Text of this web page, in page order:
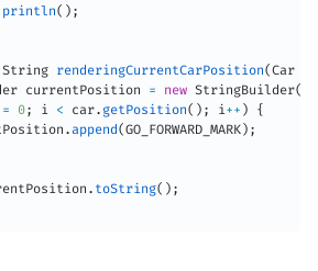
println( ) ;
String renderingCurrentCarPosition(Car
currentPosition = new StringBuilder(
= 0; i < car. getPosition( ) ; i ++ )
{
.append(GO_FORWARD_MARK) ;
. toString( ) ;